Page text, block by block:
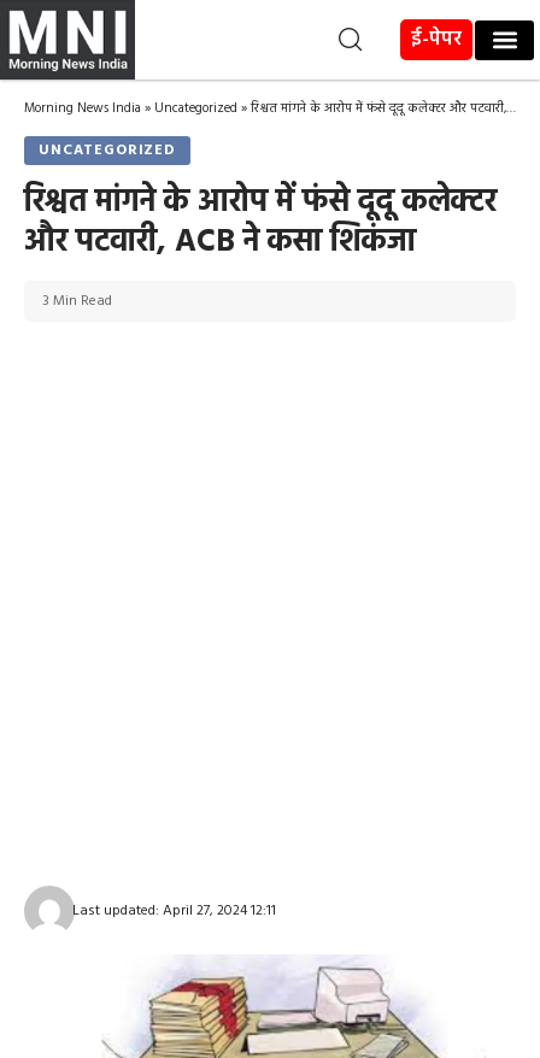
ई-पेपर
Morning News India » Uncategorized »रिश्वत मांगने के आरोप में फंसे दूदू कलेक्टर और पटवारी, ACB ने कसा शिकंजा
UNCATEGORIZED
रिश्वत मांगने के आरोप में फंसे दूदू कलेक्टर
और पटवारी, ACB ने कसा शिकंजा
Last updated: April 27, 2024 12:11
3 Min Read